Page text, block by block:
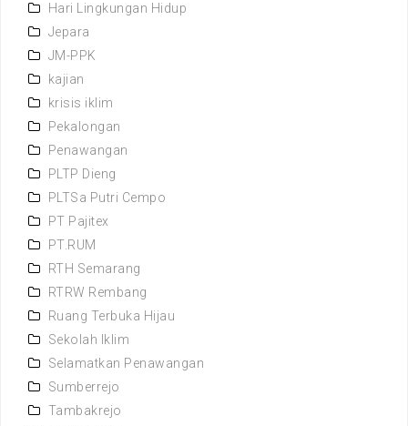
Hari Lingkungan Hidup
Jepara
JM-PPK
kajian
krisis iklim
Pekalongan
Penawangan
PLTP Dieng
PLTSa Putri Cempo
PT Pajitex
PT.RUM
RTH Semarang
RTRW Rembang
Ruang Terbuka Hijau
Sekolah Iklim
Selamatkan Penawangan
Sumberrejo
Tambakrejo